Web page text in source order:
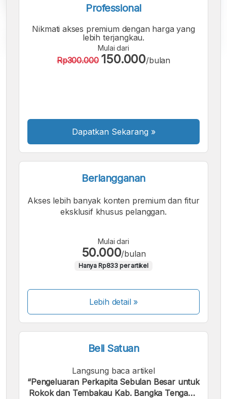
A A A
Professional
Nikmati akses premium dengan harga yang
lebih terjangkau.
Mulai dari
Rp300.000 150.000/bulan
Dapatkan Sekarang »
Berlangganan
Akses lebih banyak konten premium dan fitur
eksklusif khusus pelanggan.
Mulai dari
50.000/bulan
Hanya Rp833 per artikel
Lebih detail »
Beli Satuan
Langsung baca artikel
“Pengeluaran Perkapita Sebulan Besar untuk
Rokok dan Tembakau Kab. Bangka Tengah |